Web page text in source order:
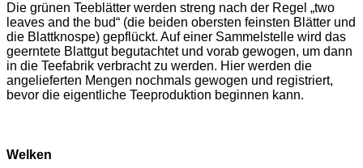
Die grünen Teeblätter werden streng nach der Regel „two
leaves and the bud“ (die beiden obersten feinsten Blätter und
die Blattknospe) gepflückt. Auf einer Sammelstelle wird das
geerntete Blattgut begutachtet und vorab gewogen, um dann
in die Teefabrik verbracht zu werden. Hier werden die
angelieferten Mengen nochmals gewogen und registriert,
bevor die eigentliche Teeproduktion beginnen kann.
Welken